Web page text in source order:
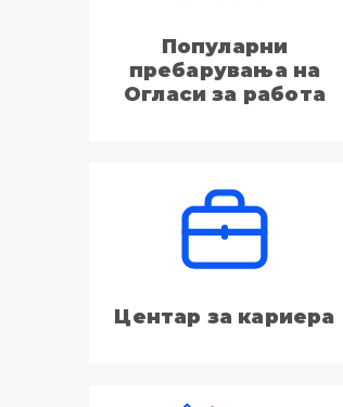
Популарни
пребарувања на
Огласи за работа
Центар за кариера